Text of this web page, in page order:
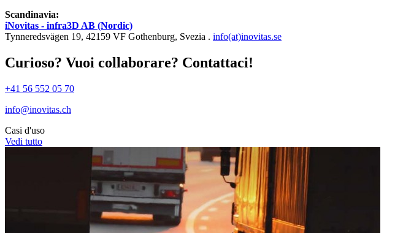
Scandinavia:
iNovitas - infra3D AB (Nordic)
Tynneredsvägen 19, 42159 VF Gothenburg, Svezia . info(at)inovitas.se
Curioso? Vuoi collaborare? Contattaci!
+41 56 552 05 70
info@inovitas.ch
Casi d'uso
Vedi tutto